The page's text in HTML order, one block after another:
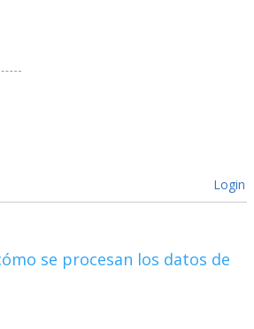
Login
se procesan los datos de